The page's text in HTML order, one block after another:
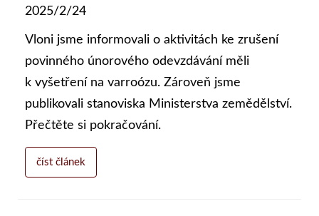
2025/2/24
Vloni jsme informovali o aktivitách ke zrušení
povinného únorového odevzdávání měli
k vyšetření na varroózu. Zároveň jsme
publikovali stanoviska Ministerstva zemědělství.
Přečtěte si pokračování.
číst článek